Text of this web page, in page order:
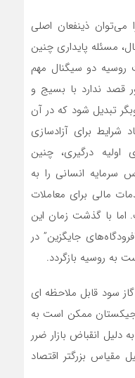
می‌توان ذینفعان اصلی
مسئله پایداری چنین
دو سیگنال مهم
قصد ندارد با بسیج و
تبدیل شود که در آن
شرایط برای آزادسازی
درگیری، چنین
سرمایه انسانی را به
مالی برای معاملات
با گذشت زمان این
جایگزین” در
روسیه بازگردد.
سود قابل ملاحظه ای
ممکن است به
دلیل انقباض بازار ضرر
مقیاس بزرگتر اقتصاد